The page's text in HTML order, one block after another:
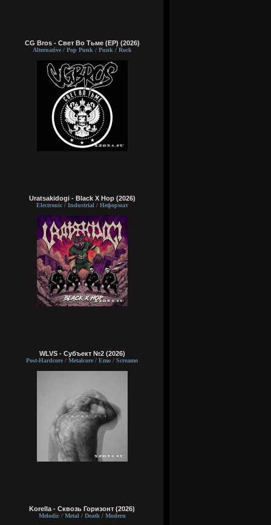
CG Bros - Свет Во Тьме (EP) (2026)
Alternative / Pop Punk / Punk / Rock
Uratsakidogi - Black X Hop (2026)
Electronic / Industrial / Неформат
WLVS - Субъект №2 (2026)
Post-Hardcore / Metalcore / Emo / Screamo
Korella - Сквозь Горизонт (2026)
Melodic / Metal / Death / Modern